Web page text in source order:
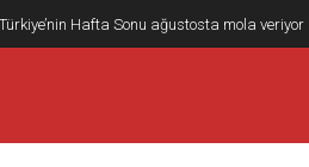
Gazze’nin geleceği: Teknokratik kontrol mü,